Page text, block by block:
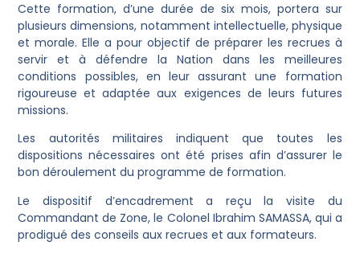
Cette formation, d’une durée de six mois, portera sur
plusieurs dimensions, notamment intellectuelle, physique
et morale. Elle a pour objectif de préparer les recrues à
servir et à défendre la Nation dans les meilleures
conditions possibles, en leur assurant une formation
rigoureuse et adaptée aux exigences de leurs futures
missions.
Les autorités militaires indiquent que toutes les
dispositions nécessaires ont été prises afin d’assurer le
bon déroulement du programme de formation.
Le dispositif d’encadrement a reçu la visite du
Commandant de Zone, le Colonel Ibrahim SAMASSA, qui a
prodigué des conseils aux recrues et aux formateurs.